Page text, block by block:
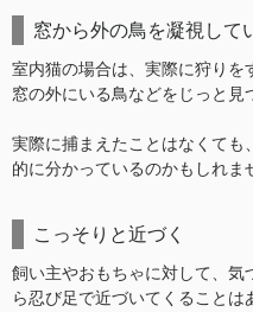
窓から外の鳥を凝視して
室内猫の場合は、実際に狩りを
窓の外にいる鳥などをじっと見
実際に捕まえたことはなくても
的に分かっているのかもしれま
こっそりと近づく
飼い主やおもちゃに対して、気
ら忍び足で近づいてくること